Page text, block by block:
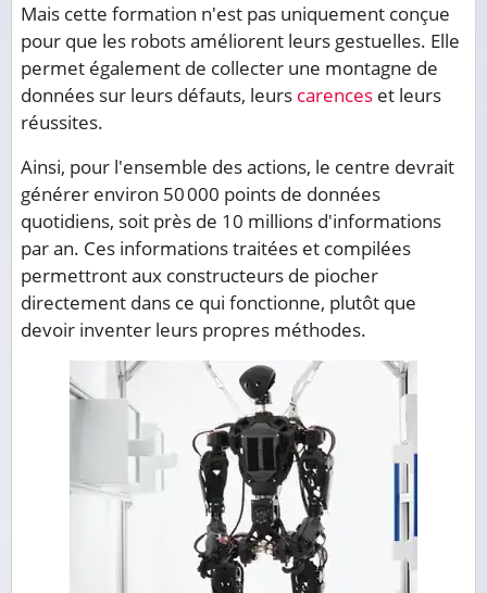
Mais cette formation n'est pas uniquement conçue
pour que les robots améliorent leurs gestuelles. Elle
permet également de collecter une montagne de
données sur leurs défauts, leurs carences et leurs
réussites.
Ainsi, pour l'ensemble des actions, le centre devrait
générer environ 50 000 points de données
quotidiens, soit près de 10 millions d'informations
par an. Ces informations traitées et compilées
permettront aux constructeurs de piocher
directement dans ce qui fonctionne, plutôt que
devoir inventer leurs propres méthodes.